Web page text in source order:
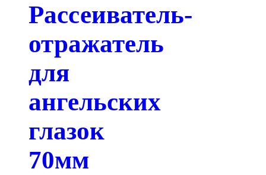
Рассеиватель-
отражатель
для
ангельских
глазок
70мм